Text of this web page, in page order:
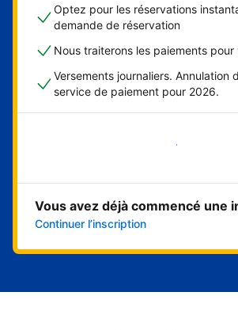
Optez pour les réservations
demande de réservation
Nous traiterons les paiements pour
Versements journaliers. Annulation
service de paiement pour 2026.
Démarrer maintenant
Vous avez déjà commencé une
Continuer l’inscription